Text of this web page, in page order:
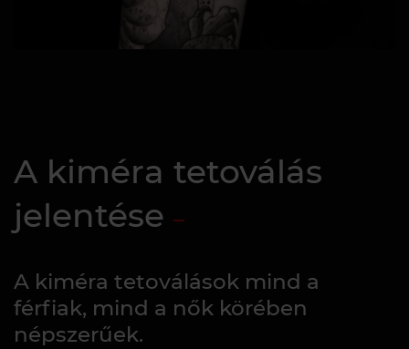
A kiméra tetoválás
jelentése
A kiméra tetoválások mind a
férfiak, mind a nők körében
népszerűek.